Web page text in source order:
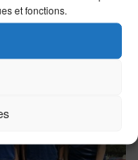
et fonctions.